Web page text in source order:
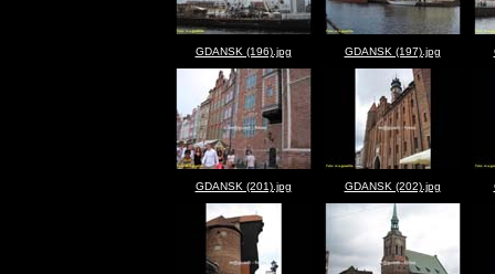
GDANSK (196).jpg GDANSK (197).jpg
GDANSK (201).jpg GDANSK (202).jpg